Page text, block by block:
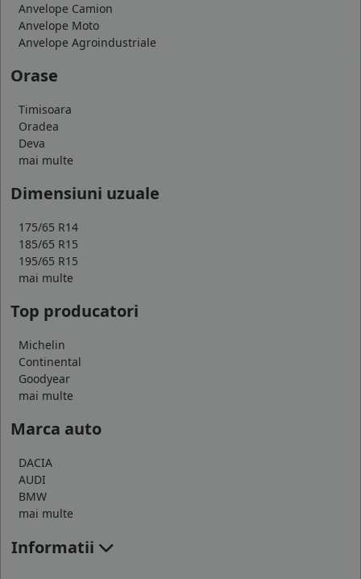
Anvelope Camion
Anvelope Moto
Anvelope Agroindustriale
Orase
Timisoara
Oradea
Deva
mai multe
Dimensiuni uzuale
175/65 R14
185/65 R15
195/65 R15
mai multe
Top producatori
Michelin
Continental
Goodyear
mai multe
Marca auto
DACIA
AUDI
BMW
mai multe
Informatii